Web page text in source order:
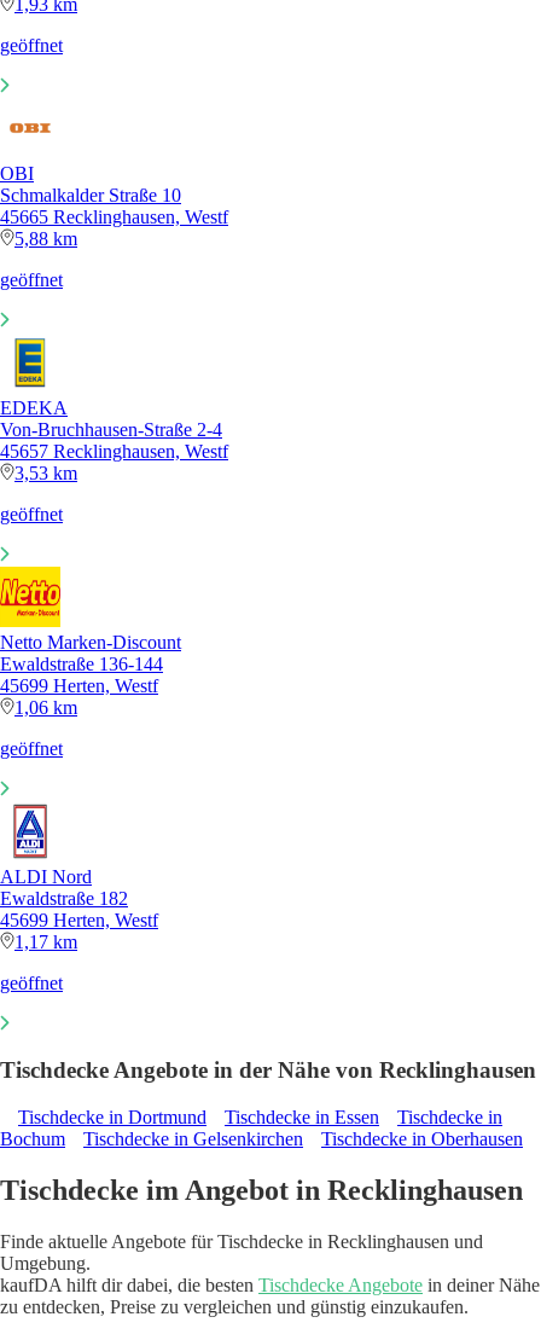
geöffnet
OBI
Schmalkalder Straße 10
45665 Recklinghausen, Westf
5,88 km
geöffnet
EDEKA
Von-Bruchhausen-Straße 2-4
45657 Recklinghausen, Westf
3,53 km
geöffnet
Netto Marken-Discount
Ewaldstraße 136-144
45699 Herten, Westf
1,06 km
geöffnet
ALDI Nord
Ewaldstraße 182
45699 Herten, Westf
1,17 km
geöffnet
Tischdecke Angebote in der Nähe von Recklinghausen
Tischdecke in Dortmund Tischdecke in Essen
Tischdecke in
Bochum
Tischdecke in Gelsenkirchen Tischdecke in Oberhausen
Tischdecke im Angebot in Recklinghausen
Finde aktuelle Angebote für Tischdecke in Recklinghausen und
Umgebung.
kaufDA hilft dir dabei, die besten Tischdecke Angebote in deiner Nähe
zu entdecken, Preise zu vergleichen und günstig einzukaufen.